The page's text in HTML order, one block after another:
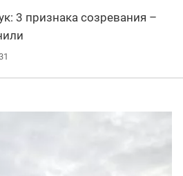
3 признака созревания –